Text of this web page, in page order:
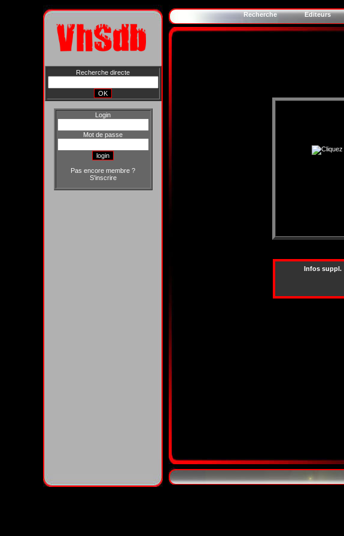
Recherche directe
Login
Mot de passe
Pas encore membre ?
S'inscrire
Recherche Editeurs
Infos suppl.